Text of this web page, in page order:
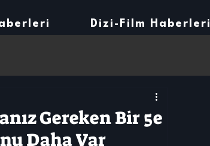
Dizi-Film Haberleri
Gereken Bir 5e
Daha Var